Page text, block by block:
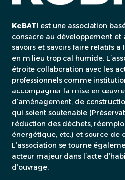
KeBATI est une association
consacre au développement et
savoirs et savoirs faire relatifs à
en milieu tropical humide.
étroite collaboration avec les
professionnels comme
accompagner la mise en
d’aménagement, de
qui soient soutenable
réduction des déchets,
énergétique, etc.) et source de
L’association se tourne
acteur majeur dans l’acte
d’ouvrage.